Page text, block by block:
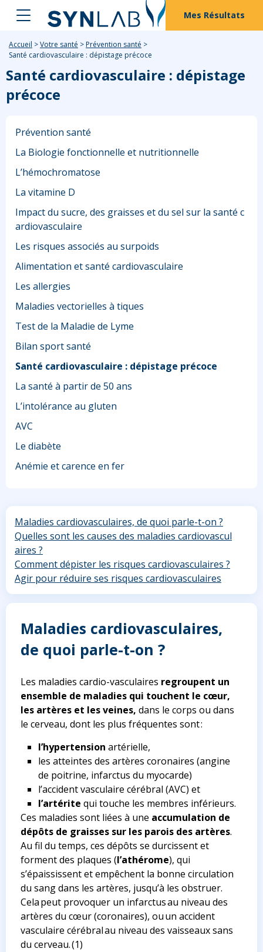
Mes Résultats
Accueil >Votre santé > Prévention santé >
Santé cardiovasculaire : dépistage précoce
Santé cardiovasculaire : dépistage
précoce
Prévention santé
La Biologie fonctionnelle et nutritionnelle
L’hémochromatose
La vitamine D
Impact du sucre, des graisses et du sel sur la santé c
ardiovasculaire
Les risques associés au surpoids
Alimentation et santé cardiovasculaire
Les allergies
Maladies vectorielles à tiques
Test de la Maladie de Lyme
Bilan sport santé
Santé cardiovasculaire : dépistage précoce
La santé à partir de 50 ans
L’intolérance au gluten
AVC
Le diabète
Anémie et carence en fer
Maladies cardiovasculaires, de quoi parle-t-on ?
Quelles sont les causes des maladies cardiovascul
aires ?
Comment dépister les risques cardiovasculaires ?
Agir pour réduire ses risques cardiovasculaires
Maladies cardiovasculaires,
de quoi parle-t-on ?
Les maladies cardio-vasculaires regroupent un
ensemble de maladies qui touchent le cœur,
les artères et les veines, dans le corps ou dans
le cerveau, dont les plus fréquentes sont :
l’hypertension artérielle,
les atteintes des artères coronaires (angine
de poitrine, infarctus du myocarde)
l’accident vasculaire cérébral (AVC) et
l’artérite qui touche les membres inférieurs.
Ces maladies sont liées à une accumulation de
dépôts de graisses sur les parois des artères.
Au fil du temps, ces dépôts se durcissent et
forment des plaques (l’athérome), qui
s’épaississent et empêchent la bonne circulation
du sang dans les artères, jusqu’à les obstruer.
Cela peut provoquer un infarctus au niveau des
artères du cœur (coronaires), ou un accident
vasculaire cérébral au niveau des vaisseaux sans
du cerveau. (1)